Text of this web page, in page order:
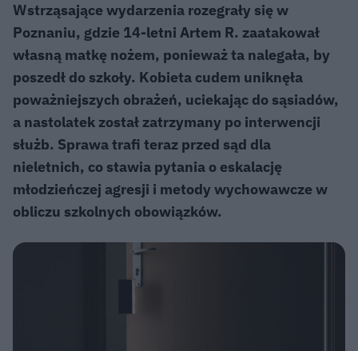
Wstrząsające wydarzenia rozegrały się w
Poznaniu, gdzie 14-letni Artem R. zaatakował
własną matkę nożem, ponieważ ta nalegała, by
poszedł do szkoły. Kobieta cudem uniknęła
poważniejszych obrażeń, uciekając do sąsiadów,
a nastolatek został zatrzymany po interwencji
służb. Sprawa trafi teraz przed sąd dla
nieletnich, co stawia pytania o eskalację
młodzieńczej agresji i metody wychowawcze w
obliczu szkolnych obowiązków.